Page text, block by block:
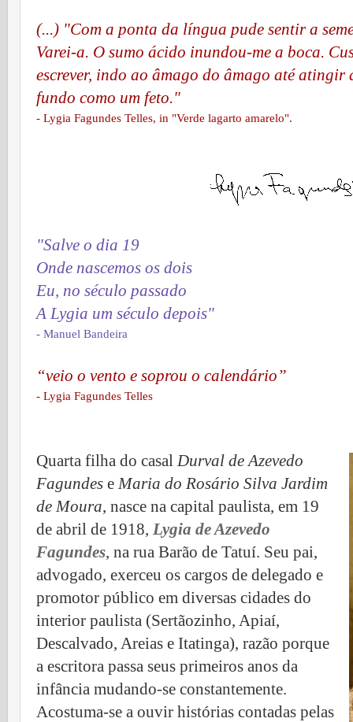
(...) "Com a ponta da língua pude sentir a
Varei-a. O sumo ácido inundou-me a boca.
escrever, indo ao âmago do âmago até atingir
fundo como um feto."
- Lygia Fagundes Telles, in "Verde lagarto amarelo".
"Salve o dia 19
Onde nascemos os dois
Eu, no século passado
A Lygia um século depois"
- Manuel Bandeira
“veio o vento e soprou o calendário”
- Lygia Fagundes Telles
Quarta filha do casal Durval de Azevedo
Fagundes e Maria do Rosário Silva Jardim
de Moura, nasce na capital paulista, em 19
de abril de 1918, Lygia de Azevedo
Fagundes, na rua Barão de Tatuí. Seu pai,
advogado, exerceu os cargos de delegado e
promotor público em diversas cidades do
interior paulista (Sertãozinho, Apiaí,
Descalvado, Areias e Itatinga), razão porque
a escritora passa seus primeiros anos da
infância mudando-se constantemente.
Acostuma-se a ouvir histórias contadas pelas